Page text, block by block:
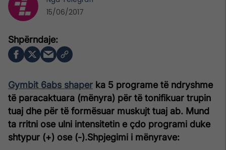
Gymbit 6abs shaper ka 5 programe të ndryshme
të paracaktuara (mënyra) për të tonifikuar trupin
tuaj dhe për të formësuar muskujt tuaj ab. Mund
ta rritni ose ulni intensitetin e çdo programi duke
shtypur (+) ose (-).Shpjegimi i mënyrave:
15/06/2017